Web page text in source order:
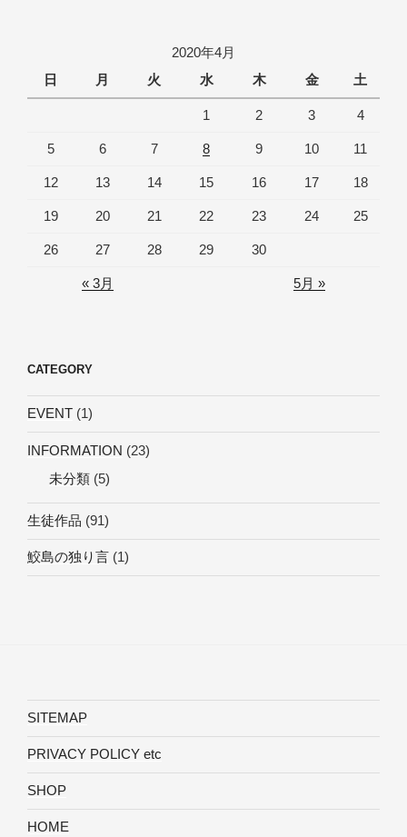
2020年4月
日
月 火 水 木 金 土
1 2 3 4
5 6 7 8 9 10 11
12 13 14 15 16 17 18
19 20 21 22 23 24 25
26 27 28 29 30
« 3月 5月 »
CATEGORY
EVENT (1)
INFORMATION (23)
未分類 (5)
生徒作品 (91)
鮫島の独り言 (1)
SITEMAP
PRIVACY POLICY etc
SHOP
HOME